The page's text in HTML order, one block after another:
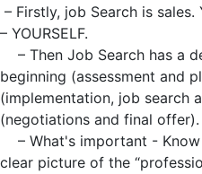
– Firstly, job Search is
– YOURSELF.
– Then Job Search has a
beginning (assessment and
(implementation, job search
(negotiations and final offer).
– What's important - Know
clear picture of the